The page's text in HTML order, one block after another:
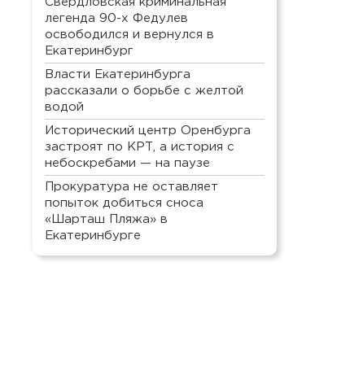
легенда 90-х Федулев
освободился и вернулся в
Екатеринбург
Власти Екатеринбурга
рассказали о борьбе с желтой
водой
Исторический центр Оренбурга
застроят по КРТ, а история с
небоскребами — на паузе
Прокуратура не оставляет
попыток добиться сноса
«Шарташ Пляжа» в
Екатеринбурге